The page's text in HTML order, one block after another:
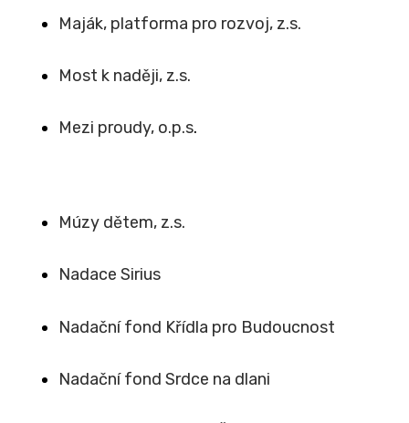
Maják, platforma pro rozvoj, z.s.
Most k naději, z.s.
Mezi proudy, o.p.s.
Múzy dětem, z.s.
Nadace Sirius
Nadační fond Křídla pro Budoucnost
Nadační fond Srdce na dlani